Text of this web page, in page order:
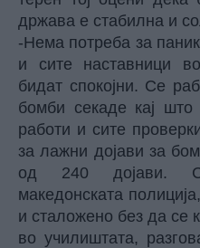
држава е стабилна и
-Нема потреба за
и сите наставници
бидат спокојни. Се
бомби секаде кај
работи и сите
за лажни дојави за
од 240 дојави.
македонската
и сталожено без да се
во училиштата,